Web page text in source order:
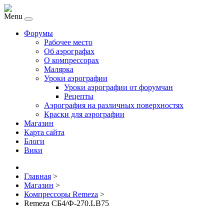
Menu
Форумы
Рабочее место
Об аэрографах
О компрессорах
Малярка
Уроки аэрографии
Уроки аэрографии от форумчан
Рецепты
Аэрография на различных поверхностях
Краски для аэрографии
Магазин
Карта сайта
Блоги
Вики
Главная >
Магазин >
Компрессоры Remeza >
Remeza СБ4/Ф-270.LB75